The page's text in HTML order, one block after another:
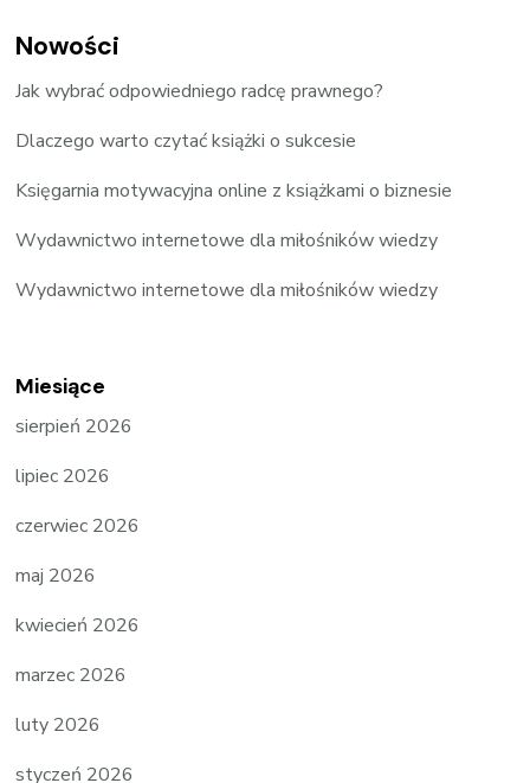
Nowości
Jak wybrać odpowiedniego radcę prawnego?
Dlaczego warto czytać książki o sukcesie
Księgarnia motywacyjna online z książkami o biznesie
Wydawnictwo internetowe dla miłośników wiedzy
Wydawnictwo internetowe dla miłośników wiedzy
Miesiące
sierpień 2026
lipiec 2026
czerwiec 2026
maj 2026
kwiecień 2026
marzec 2026
luty 2026
styczeń 2026